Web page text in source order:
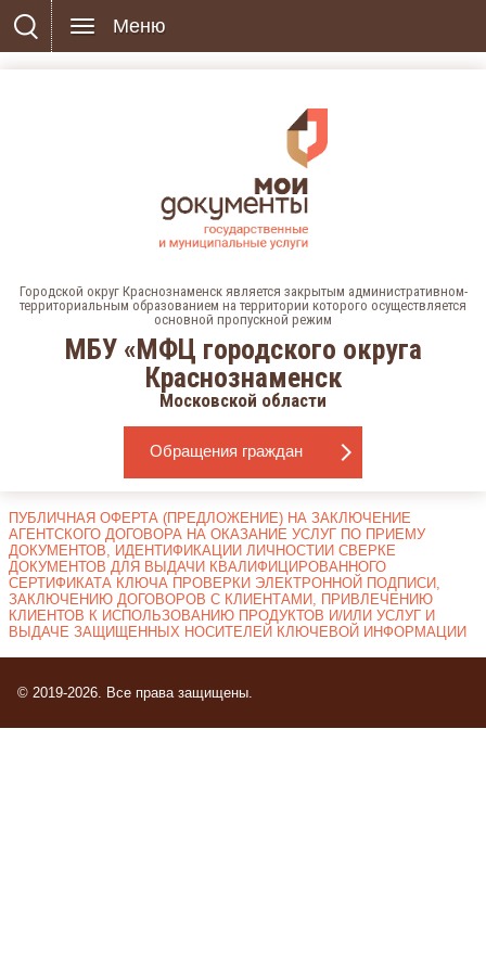
Меню
Городской округ Краснознаменск является закрытым административном-
территориальным образованием на территории которого осуществляется
основной пропускной режим
МБУ «МФЦ городского округа
Краснознаменск
Московской области
Обращения граждан
ПУБЛИЧНАЯ ОФЕРТА (ПРЕДЛОЖЕНИЕ) НА ЗАКЛЮЧЕНИЕ
АГЕНТСКОГО ДОГОВОРА НА ОКАЗАНИЕ УСЛУГ ПО ПРИЕМУ
ДОКУМЕНТОВ, ИДЕНТИФИКАЦИИ ЛИЧНОСТИИ СВЕРКЕ
ДОКУМЕНТОВ ДЛЯ ВЫДАЧИ КВАЛИФИЦИРОВАННОГО
СЕРТИФИКАТА КЛЮЧА ПРОВЕРКИ ЭЛЕКТРОННОЙ ПОДПИСИ,
ЗАКЛЮЧЕНИЮ ДОГОВОРОВ С КЛИЕНТАМИ, ПРИВЛЕЧЕНИЮ
КЛИЕНТОВ К ИСПОЛЬЗОВАНИЮ ПРОДУКТОВ И/ИЛИ УСЛУГ И
ВЫДАЧЕ ЗАЩИЩЕННЫХ НОСИТЕЛЕЙ КЛЮЧЕВОЙ ИНФОРМАЦИИ
© 2019-2026. Все права защищены.